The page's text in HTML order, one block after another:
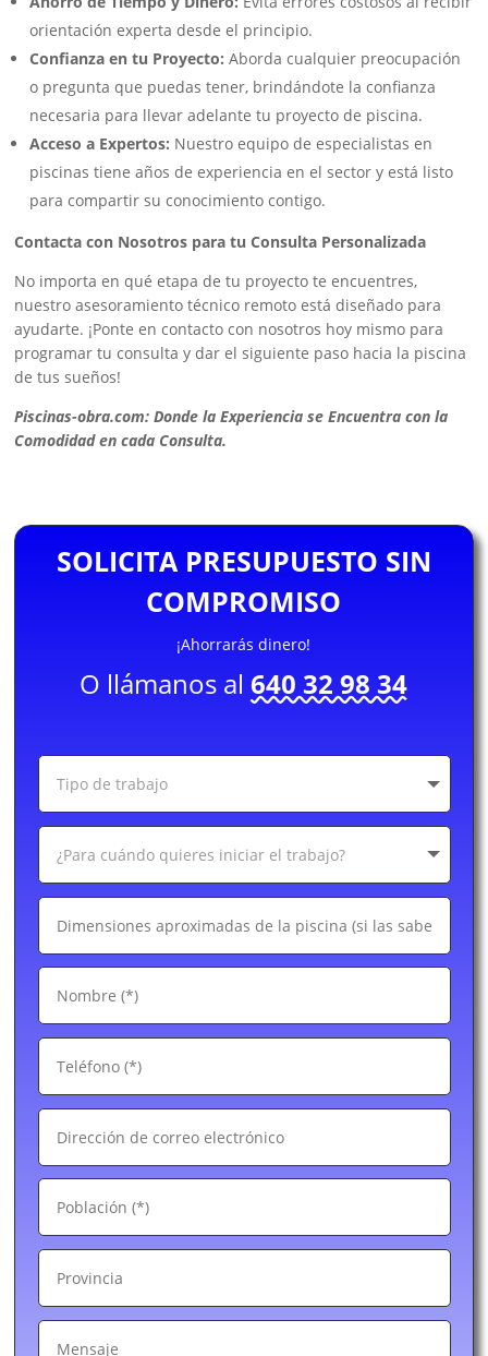
orientación experta desde el principio.
Confianza en tu Proyecto: Aborda cualquier preocupación
o pregunta que puedas tener, brindándote la confianza
necesaria para llevar adelante tu proyecto de piscina.
Acceso a Expertos: Nuestro equipo de especialistas en
piscinas tiene años de experiencia en el sector y está listo
para compartir su conocimiento contigo.
Contacta con Nosotros para tu Consulta Personalizada
No importa en qué etapa de tu proyecto te encuentres,
nuestro asesoramiento técnico remoto está diseñado para
ayudarte. ¡Ponte en contacto con nosotros hoy mismo para
programar tu consulta y dar el siguiente paso hacia la piscina
de tus sueños!
Piscinas-obra.com: Donde la Experiencia se Encuentra con la
Comodidad en cada Consulta.
SOLICITA PRESUPUESTO SIN
COMPROMISO
¡Ahorrarás dinero!
O llámanos al640 32 98 34